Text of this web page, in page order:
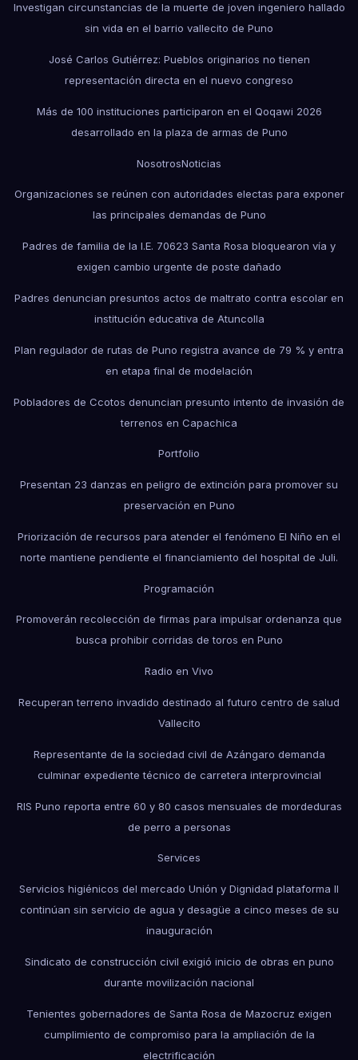
Investigan circunstancias de la muerte de joven ingeniero hallado
sin vida en el barrio vallecito de Puno
José Carlos Gutiérrez: Pueblos originarios no tienen
representación directa en el nuevo congreso
Más de 100 instituciones participaron en el Qoqawi 2026
desarrollado en la plaza de armas de Puno
NosotrosNoticias
Organizaciones se reúnen con autoridades electas para exponer
las principales demandas de Puno
Padres de familia de la I.E. 70623 Santa Rosa bloquearon vía y
exigen cambio urgente de poste dañado
Padres denuncian presuntos actos de maltrato contra escolar en
institución educativa de Atuncolla
Plan regulador de rutas de Puno registra avance de 79 % y entra
en etapa final de modelación
Pobladores de Ccotos denuncian presunto intento de invasión de
terrenos en Capachica
Portfolio
Presentan 23 danzas en peligro de extinción para promover su
preservación en Puno
Priorización de recursos para atender el fenómeno El Niño en el
norte mantiene pendiente el financiamiento del hospital de Juli.
Programación
Promoverán recolección de firmas para impulsar ordenanza que
busca prohibir corridas de toros en Puno
Radio en Vivo
Recuperan terreno invadido destinado al futuro centro de salud
Vallecito
Representante de la sociedad civil de Azángaro demanda
culminar expediente técnico de carretera interprovincial
RIS Puno reporta entre 60 y 80 casos mensuales de mordeduras
de perro a personas
Services
Servicios higiénicos del mercado Unión y Dignidad plataforma II
continúan sin servicio de agua y desagüe a cinco meses de su
inauguración
Sindicato de construcción civil exigió inicio de obras en puno
durante movilización nacional
Tenientes gobernadores de Santa Rosa de Mazocruz exigen
cumplimiento de compromiso para la ampliación de la
electrificación